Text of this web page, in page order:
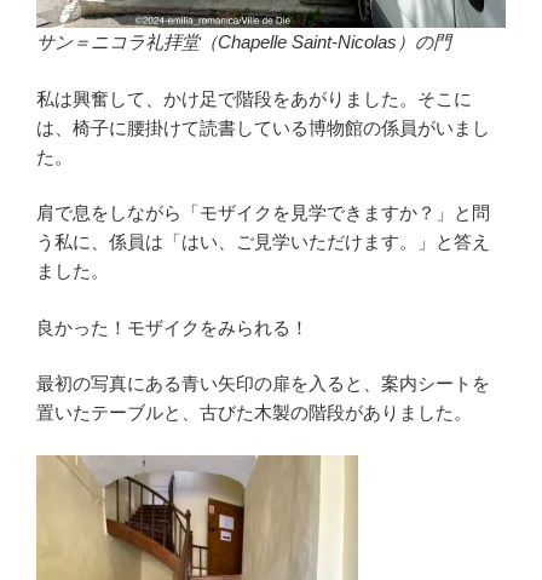
サン＝ニコラ礼拝堂（Chapelle Saint-Nicolas）の門
私は興奮して、かけ足で階段をあがりました。そこに
は、椅子に腰掛けて読書している博物館の係員がいまし
た。
肩で息をしながら「モザイクを見学できますか？」と問
う私に、係員は「はい、ご見学いただけます。」と答え
ました。
良かった！モザイクをみられる！
最初の写真にある青い矢印の扉を入ると、案内シートを
置いたテーブルと、古びた木製の階段がありました。